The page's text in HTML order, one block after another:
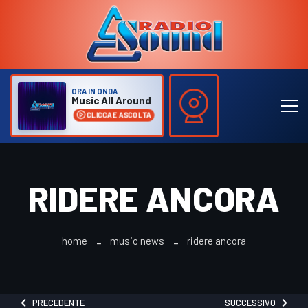
ORA IN ONDA
Music All Around
CLICCA E ASCOLTA
RIDERE ANCORA
home music news ridere ancora
PRECEDENTE SUCCESSIVO